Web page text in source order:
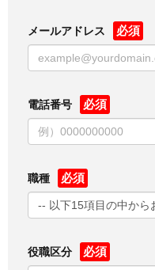
メールアドレス
電話番号
職種
役職区分